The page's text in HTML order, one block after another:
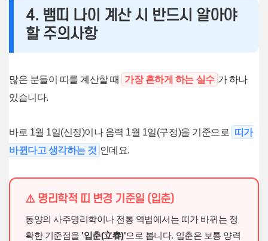
4. 뱀띠 나이 계산 시 반드시 알아야
할 주의사항
많은 분들이 띠를 계산할 때 가장 흔하게 하는 실수 가 하나
있습니다.
바로 1월 1일(신정)이나 음력 1월 1일(구정)을 기준으로
띠가
바뀐다고 생각하는 것 인데요.
⚠️ 명리학적 띠 변경 기준일 (입춘)
동양의 사주명리학이나 전통 역법에서는 띠가 바뀌는 정
확한 기준점을'입춘(立春)'으로 봅니다. 입춘은 보통 양력